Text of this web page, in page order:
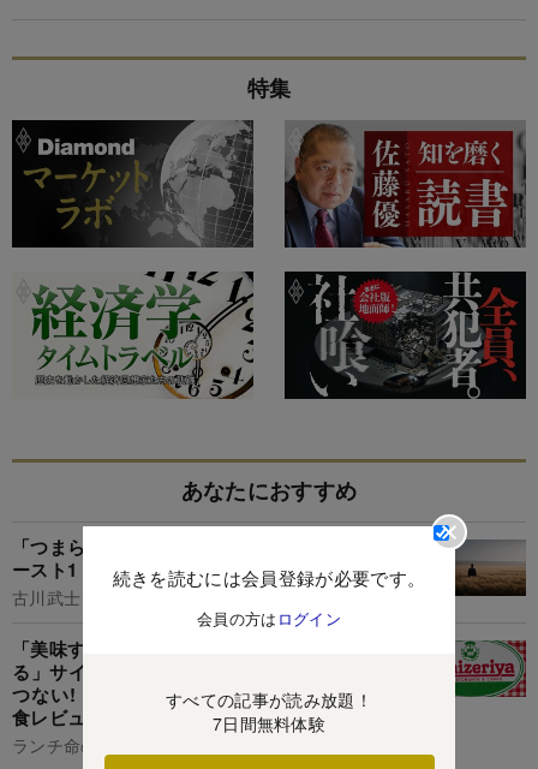
続きを読むには会員登録が必要です。
会員の方は ログイン
すべての記事が読み放題！
7日間無料体験
特集
あなたにおすすめ
「つまらない人生を送る人」に共通する特徴・ワ
ースト1
古川武士
「美味すぎてひっくり返った」「まじ無限に食え
る」サイゼリヤの“250円デザート”幸福感がえげ
つない!「行ったら食べずにはいられない」《実
食レビュー》
ランチ命の山盛くん